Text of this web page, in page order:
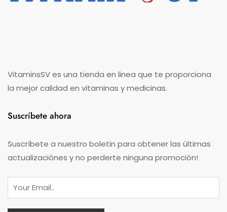
VitaminsSV es una tienda en linea que te proporciona
la mejor calidad en vitaminas y medicinas.
Suscríbete ahora
Suscríbete a nuestro boletin para obtener las últimas
actualizaciónes y no perderte ninguna promoción!